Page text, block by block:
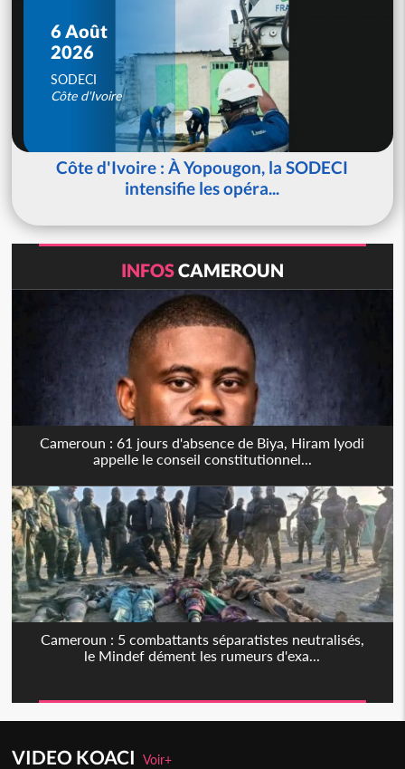
6 Août
2026
SODECI
Côte d'Ivoire
Côte d'Ivoire : À Yopougon, la SODECI
intensifie les opéra...
INFOSCAMEROUN
Cameroun : 61 jours d'absence de Biya, Hiram Iyodi
appelle le conseil constitutionnel...
Cameroun : 5 combattants séparatistes neutralisés,
le Mindef dément les rumeurs d'exa...
VIDEO KOACIVoir+